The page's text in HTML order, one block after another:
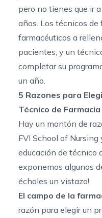
pero no tienes que ir
años. Los técnicos de
farmacéuticos a
pacientes, y un
completar su
un año.
5 Razones para
Técnico de Farmacia
Hay un montón de
FVI School of
educación de técnico
exponemos algunas
échales un vistazo!
El campo de la
razón para elegir un